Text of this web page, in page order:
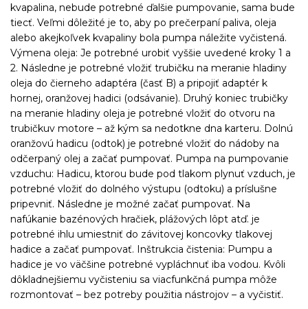
kvapalina, nebude potrebné ďalšie pumpovanie, sama bude
tiecť. Veľmi dôležité je to, aby po prečerpaní paliva, oleja
alebo akejkoľvek kvapaliny bola pumpa náležite vyčistená.
Výmena oleja: Je potrebné urobiť vyššie uvedené kroky 1 a
2. Následne je potrebné vložiť trubičku na meranie hladiny
oleja do čierneho adaptéra (časť B) a pripojiť adaptér k
hornej, oranžovej hadici (odsávanie). Druhý koniec trubičky
na meranie hladiny oleja je potrebné vložiť do otvoru na
trubičkuv motore – až kým sa nedotkne dna karteru. Dolnú
oranžovú hadicu (odtok) je potrebné vložiť do nádoby na
odčerpaný olej a začať pumpovať. Pumpa na pumpovanie
vzduchu: Hadicu, ktorou bude pod tlakom plynuť vzduch, je
potrebné vložiť do dolného výstupu (odtoku) a príslušne
pripevniť. Následne je možné začať pumpovať. Na
nafúkanie bazénových hračiek, plážových lôpt atď. je
potrebné ihlu umiestniť do závitovej koncovky tlakovej
hadice a začať pumpovať. Inštrukcia čistenia: Pumpu a
hadice je vo väčšine potrebné vypláchnuť iba vodou. Kvôli
dôkladnejšiemu vyčisteniu sa viacfunkčná pumpa môže
rozmontovať – bez potreby použitia nástrojov – a vyčistiť.